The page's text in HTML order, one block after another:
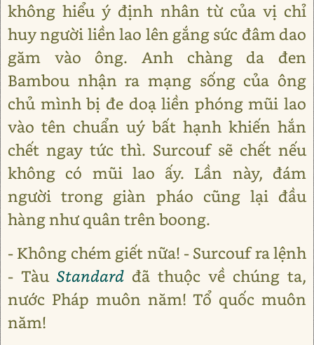
không hiểu ý định nhân từ của vị chỉ
huy người liền lao lên gắng sức đâm dao
găm vào ông. Anh chàng da đen
Bambou nhận ra mạng sống của ông
chủ mình bị đe doạ liền phóng mũi lao
vào tên chuẩn uý bất hạnh khiến hắn
chết ngay tức thì. Surcouf sẽ chết nếu
không có mũi lao ấy. Lần này, đám
người trong giàn pháo cũng lại đầu
hàng như quân trên boong.
- Không chém giết nữa! - Surcouf ra lệnh
- Tàu Standard đã thuộc về chúng ta,
nước Pháp muôn năm! Tổ quốc muôn
năm!